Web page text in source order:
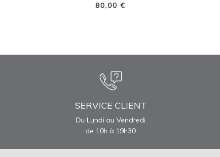
80,00 €
SERVICE CLIENT
Du Lundi au Vendredi
de 10h à 19h30